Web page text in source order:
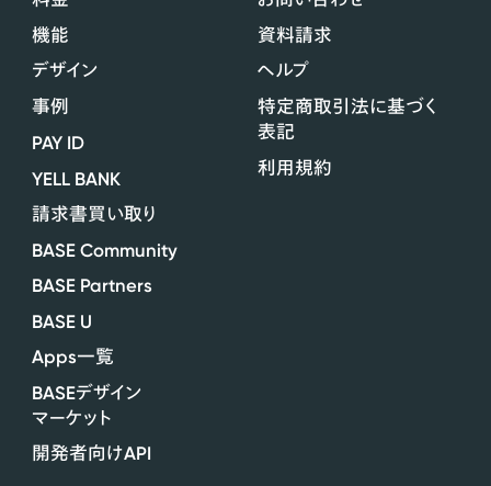
機能
デザイン
事例
PAY ID
YELL BANK
請求書買い取り
BASE Community
BASE Partners
BASE U
Apps一覧
BASEデザイン
マーケット
開発者向けAPI
資料請求
ヘルプ
特定商取引法に基づく
表記
利用規約